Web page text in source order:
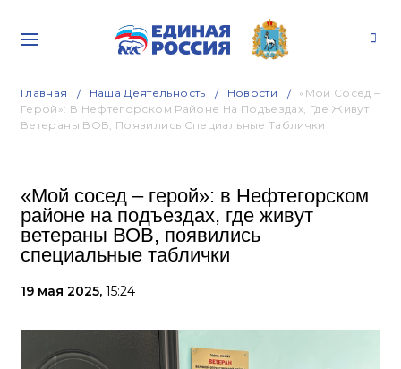
Главная Наша Деятельность Новости
«Мой Сосед –
Герой»: В Нефтегорском Районе На Подъездах, Где Живут
Ветераны ВОВ, Появились Специальные Таблички
«Мой сосед – герой»: в Нефтегорском
районе на подъездах, где живут
ветераны ВОВ, появились
специальные таблички
19 мая 2025, 15:24